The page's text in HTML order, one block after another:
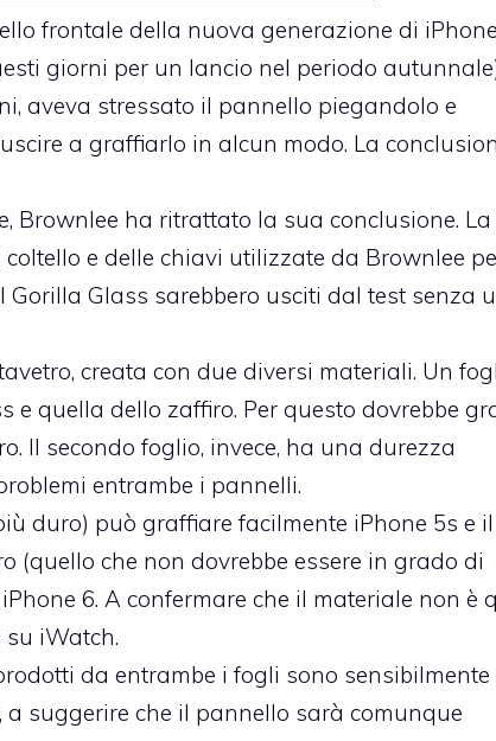
frontale della nuova generazione di
giorni per un lancio nel periodo
aveva stressato il pannello piegandolo e
a graffiarlo in alcun modo. La
Brownlee ha ritrattato la sua conclusione. La
e delle chiavi utilizzate da Brownlee
Glass sarebbero usciti dal test senza
creata con due diversi materiali. Un
quella dello zaffiro. Per questo dovrebbe
Il secondo foglio, invece, ha una durezza
entrambe i pannelli.
duro) può graffiare facilmente iPhone 5s e il
(quello che non dovrebbe essere in grado di
6. A confermare che il materiale non è
iWatch.
da entrambe i fogli sono sensibilmente
suggerire che il pannello sarà comunque